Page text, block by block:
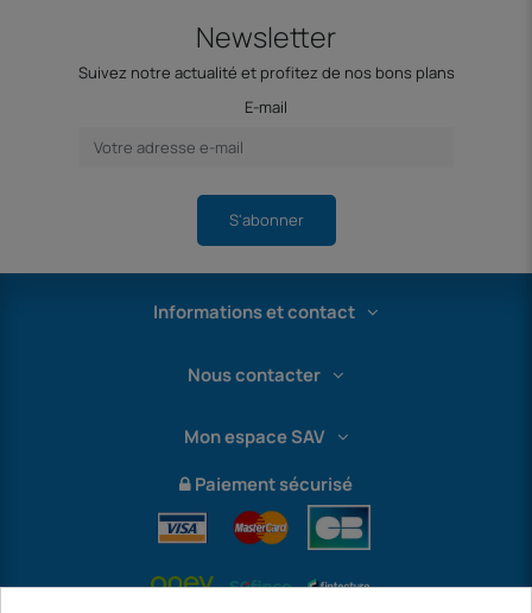
Newsletter
Suivez notre actualité et profitez de nos bons plans
E-mail
S'abonner
Informations et contact
Nous contacter
Mon espace SAV
Paiement sécurisé